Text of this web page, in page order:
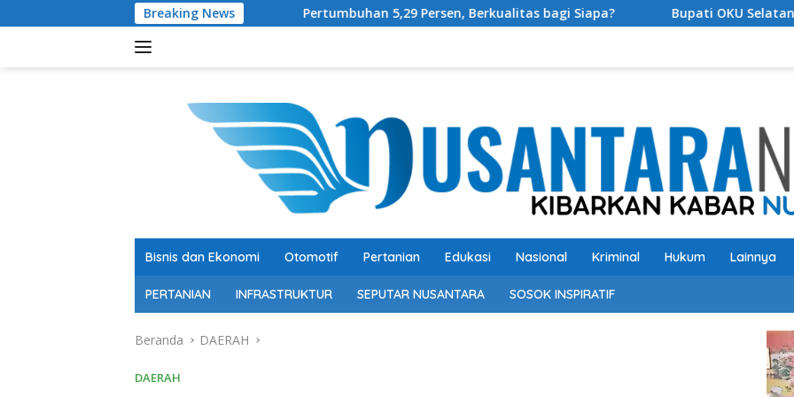
ke
Breaking News
Pertumbuhan 5,29 Persen, Berkualitas bagi Siapa? Bupati OKU Selatan Resmi Buka Rangkaian
Bisnis dan Ekonomi Otomotif Pertanian Edukasi Nasional Kriminal Hukum Lainnya
PERTANIAN INFRASTRUKTUR SEPUTAR NUSANTARA SOSOK INSPIRATIF
Beranda DAERAH
DAERAH